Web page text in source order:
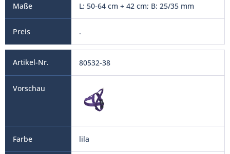
L: 50-64 cm + 42 cm; B: 25/35 mm
.
80532-38
lila